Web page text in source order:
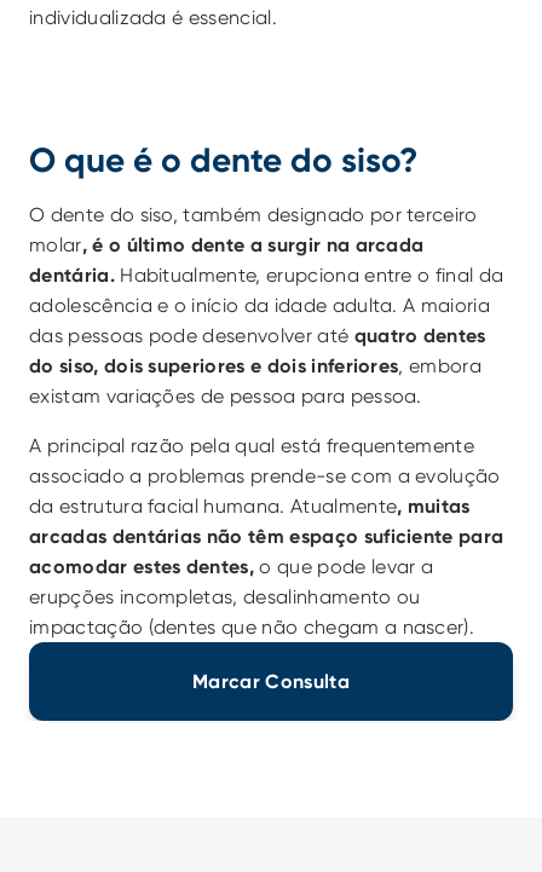
individualizada é essencial.
O que é o dente do siso?
O dente do siso, também designado por terceiro
molar, é o último dente a surgir na arcada
dentária. Habitualmente, erupciona entre o final da
adolescência e o início da idade adulta. A maioria
das pessoas pode desenvolver até quatro dentes
do siso, dois superiores e dois inferiores, embora
existam variações de pessoa para pessoa.
A principal razão pela qual está frequentemente
associado a problemas prende-se com a evolução
da estrutura facial humana. Atualmente, muitas
arcadas dentárias não têm espaço suficiente para
acomodar estes dentes, o que pode levar a
erupções incompletas, desalinhamento ou
impactação (dentes que não chegam a nascer).
Marcar Consulta